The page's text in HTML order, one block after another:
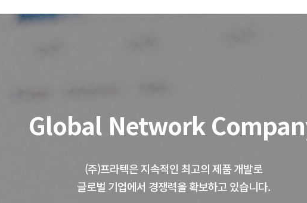
Global Network
(주)프라텍은 지속적인 최고의 제품 개발로
글로벌 기업에서 경쟁력을 확보하고 있습니다.